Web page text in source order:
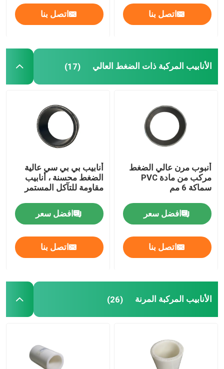
اتصل بنا اتصل بنا
الأنابيب المركبة ذات الضغط العالي (17)
أنبوب مرن عالي الضغط
مركب من مادة PVC
سماكة 6 مم
افضل سعر
اتصل بنا
أنابيب بي بي سي عالية
الضغط محسنة ، أنابيب
مقاومة للتآكل المستمر
افضل سعر
اتصل بنا
الأنابيب المركبة المرنة (26)